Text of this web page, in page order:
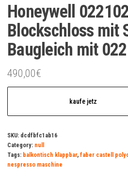
Honeywell 022102
Blockschloss mit
Baugleich mit
490,00€
kaufe jetz
SKU: dcdfbfc1ab16
Category: null
Tags: balkontisch klappbar, faber castell
nespresso maschine